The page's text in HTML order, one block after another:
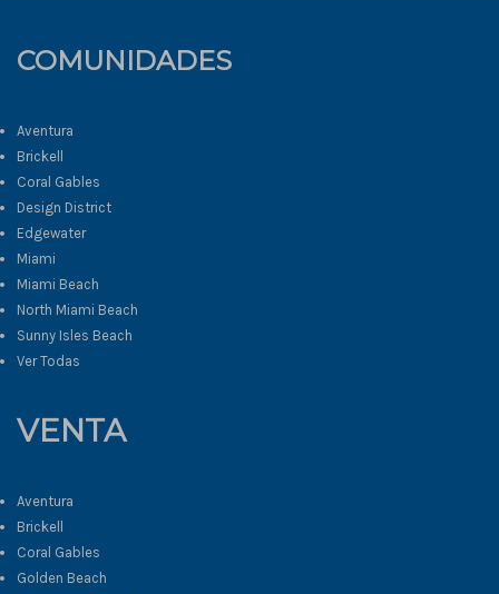
COMUNIDADES
Aventura
Brickell
Coral Gables
Design District
Edgewater
Miami
Miami Beach
North Miami Beach
Sunny Isles Beach
Ver Todas
VENTA
Aventura
Brickell
Coral Gables
Golden Beach